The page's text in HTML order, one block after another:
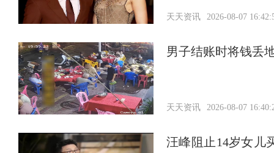
天天资讯 2026-08-07
男子结账时将钱丢
天天资讯 2026-08-07
汪峰阻止14岁女儿